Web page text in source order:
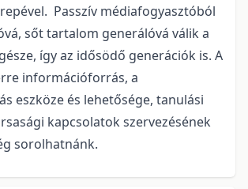
Passzív médiafogyasztóból
sőt tartalom generálóvá válik a
így az idősödő generációk is. A
információforrás, a
eszköze és lehetősége, tanulási
kapcsolatok szervezésének
sorolhatnánk.